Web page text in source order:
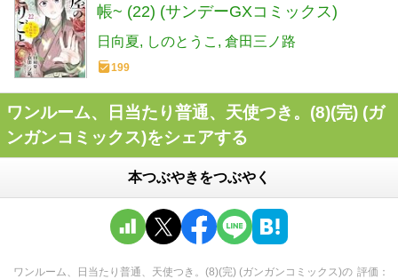
帳~ (22) (サンデーGXコミックス)
日向夏 しのとうこ 倉田三ノ路
199
ワンルーム、日当たり普通、天使つき。(8)(完) (ガ
ンガンコミックス)をシェアする
本つぶやきをつぶやく
ワンルーム、日当たり普通、天使つき。(8)(完) (ガンガンコミックス)の 評価